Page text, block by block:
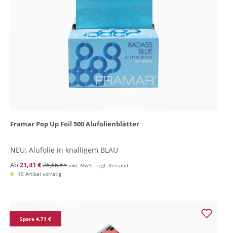
Framar Pop Up Foil 500 Alufolienblätter
NEU: Alufolie in knalligem BLAU
Ab21,41 €26,66 €* inkl. MwSt. zzgl. Versand
10 Artikel vorrätig
Spare 4,71 €